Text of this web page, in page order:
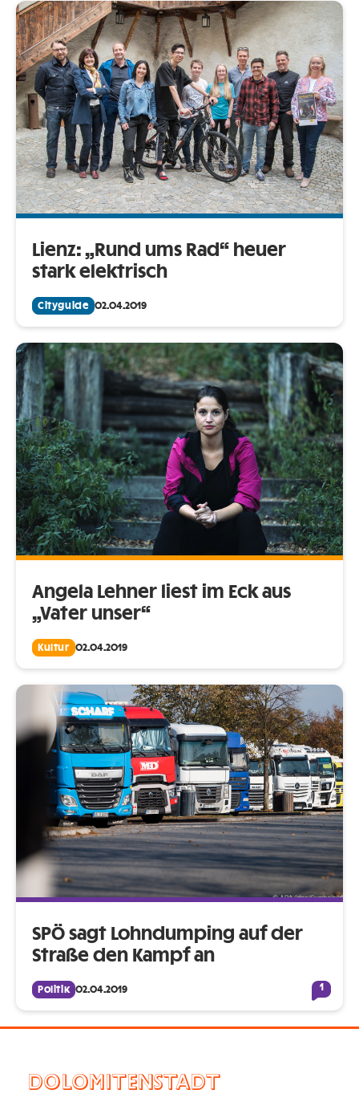
Lienz: „Rund ums Rad“ heuer
stark elektrisch
Cityguide 02.04.2019
Angela Lehner liest im Eck aus
„Vater unser“
Kultur 02.04.2019
SPÖ sagt Lohndumping auf der
Straße den Kampf an
Politik 02.04.2019 1
DOLOMITENSTADT